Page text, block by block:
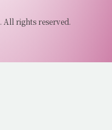
All rights reserved.